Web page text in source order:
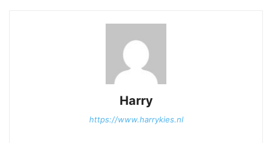
Harry
https://www.harrykies.nl